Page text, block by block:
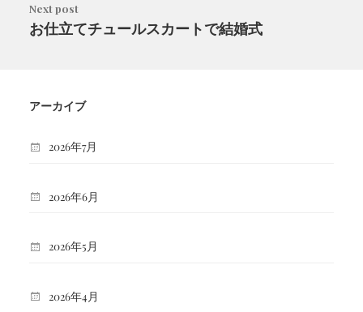
Next post
お仕立てチュールスカートで結婚式
アーカイブ
2026年7月
2026年6月
2026年5月
2026年4月